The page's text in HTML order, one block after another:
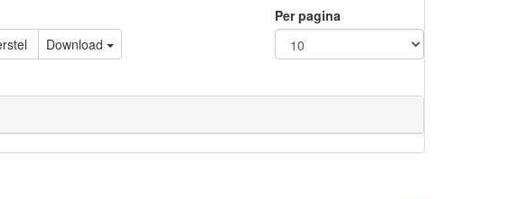
Download
Per pagina